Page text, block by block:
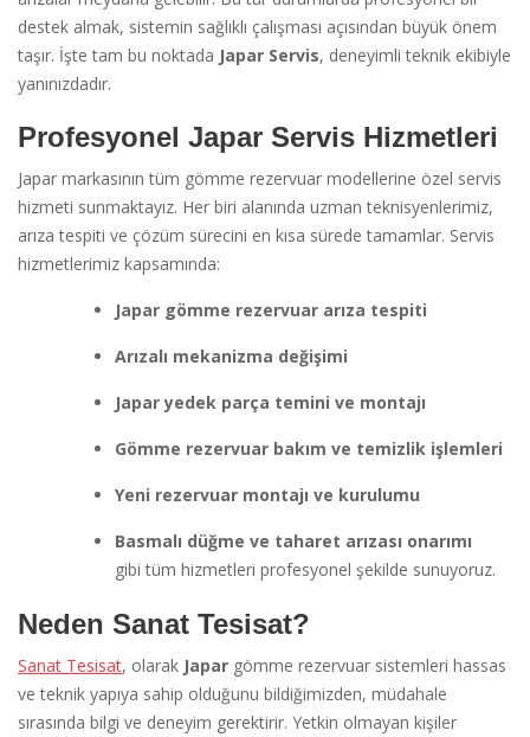
destek almak, sistemin sağlıklı çalışması açısından büyük önem
taşır. İşte tam bu noktada Japar Servis, deneyimli teknik ekibiyle
yanınızdadır.
Profesyonel Japar Servis Hizmetleri
Japar markasının tüm gömme rezervuar modellerine özel servis
hizmeti sunmaktayız. Her biri alanında uzman teknisyenlerimiz,
arıza tespiti ve çözüm sürecini en kısa sürede tamamlar. Servis
hizmetlerimiz kapsamında:
Japar gömme rezervuar arıza tespiti
Arızalı mekanizma değişimi
Japar yedek parça temini ve montajı
Gömme rezervuar bakım ve temizlik işlemleri
Yeni rezervuar montajı ve kurulumu
Basmalı düğme ve taharet arızası onarımı
gibi tüm hizmetleri profesyonel şekilde sunuyoruz.
Neden Sanat Tesisat?
Sanat Tesisat, olarak Japar gömme rezervuar sistemleri hassas
ve teknik yapıya sahip olduğunu bildiğimizden, müdahale
sırasında bilgi ve deneyim gerektirir. Yetkin olmayan kişiler